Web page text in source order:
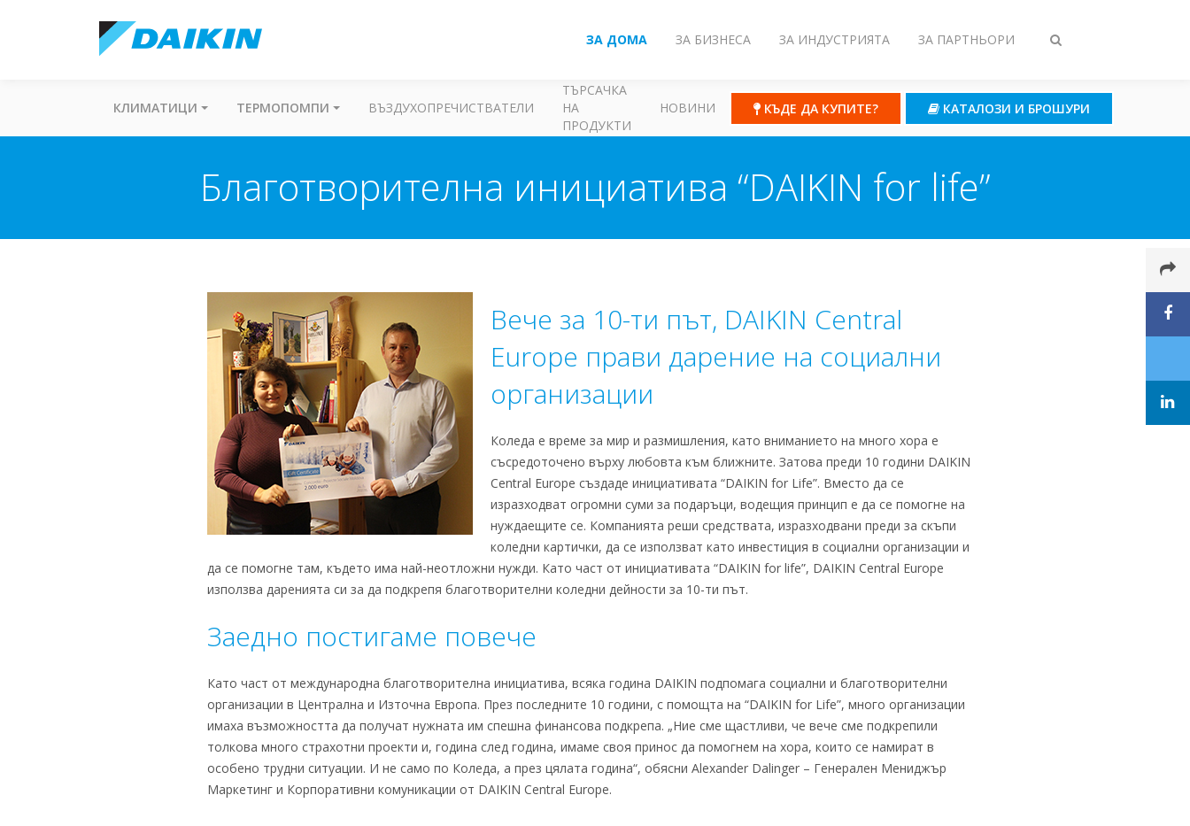
Toggle
ЗА ДОМА ЗА БИЗНЕСА ЗА ИНДУСТРИЯТА ЗА ПАРТНЬОРИ
КЛИМАТИЦИ ТЕРМОПОМПИ ВЪЗДУХОПРЕЧИСТВАТЕЛИ
ТЪРСАЧКА
НА
ПРОДУКТИ
НОВИНИ КЪДЕ ДА КУПИТЕ? КАТАЛОЗИ И БРОШУРИ
Благотворителна инициатива “DAIKIN for life”
Вече за 10-ти път, DAIKIN Central
Europe прави дарение на социални
организации
Коледа е време за мир и размишления, като вниманието на много хора е
съсредоточено върху любовта към ближните. Затова преди 10 години DAIKIN
Central Europe създаде инициативата “DAIKIN for Life”. Вместо да се
изразходват огромни суми за подаръци, водещия принцип е да се помогне на
нуждаещите се. Компанията реши средствата, изразходвани преди за скъпи
коледни картички, да се използват като инвестиция в социални организации и
да се помогне там, където има най-неотложни нужди. Като част от инициативата “DAIKIN for life”, DAIKIN Central Europe
използва даренията си за да подкрепя благотворителни коледни дейности за 10-ти път.
Заедно постигаме повече
Като част от международна благотворителна инициатива, всяка година DAIKIN подпомага социални и благотворителни
организации в Централна и Източна Европа. През последните 10 години, с помощта на “DAIKIN for Life”, много организации
имаха възможността да получат нужната им спешна финансова подкрепа. „Ние сме щастливи, че вече сме подкрепили
толкова много страхотни проекти и, година след година, имаме своя принос да помогнем на хора, които се намират в
особено трудни ситуации. И не само по Коледа, а през цялата година“, обясни Alexander Dalinger – Генерален Мениджър
Маркетинг и Корпоративни комуникации от DAIKIN Central Europe.